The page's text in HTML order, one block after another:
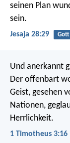
seinen Plan
sein.
Jesaja 28:29 Gott
Und anerkannt
Der offenbart
Geist, gesehen
Nationen,
Herrlichkeit.
1 Timotheus 3:16